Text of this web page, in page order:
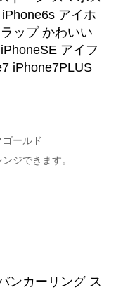
アイホ
ップ かわいい
アイフ
iPhone7PLUS
ールド
ジできます。
ンカーリング ス